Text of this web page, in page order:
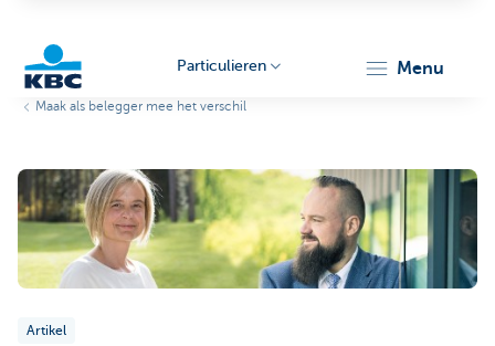
Particulieren menu
Maak als belegger mee het verschil
Artikel